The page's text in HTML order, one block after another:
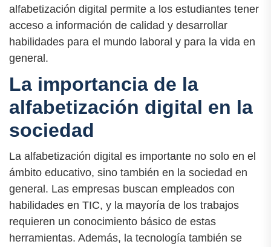
alfabetización digital permite a los estudiantes tener
acceso a información de calidad y desarrollar
habilidades para el mundo laboral y para la vida en
general.
La importancia de la
alfabetización digital en la
sociedad
La alfabetización digital es importante no solo en el
ámbito educativo, sino también en la sociedad en
general. Las empresas buscan empleados con
habilidades en TIC, y la mayoría de los trabajos
requieren un conocimiento básico de estas
herramientas. Además, la tecnología también se